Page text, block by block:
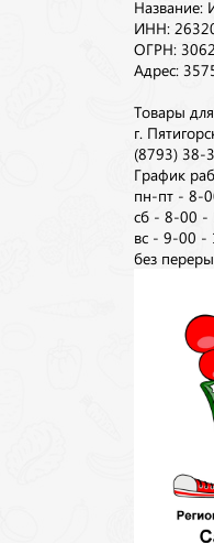
Название:
ИНН:
ОГРН:
Адрес:
Товары
г.
(8793) 38-
График
пн-пт - 8-
сб - 8-00 -
вс - 9-00 -
без